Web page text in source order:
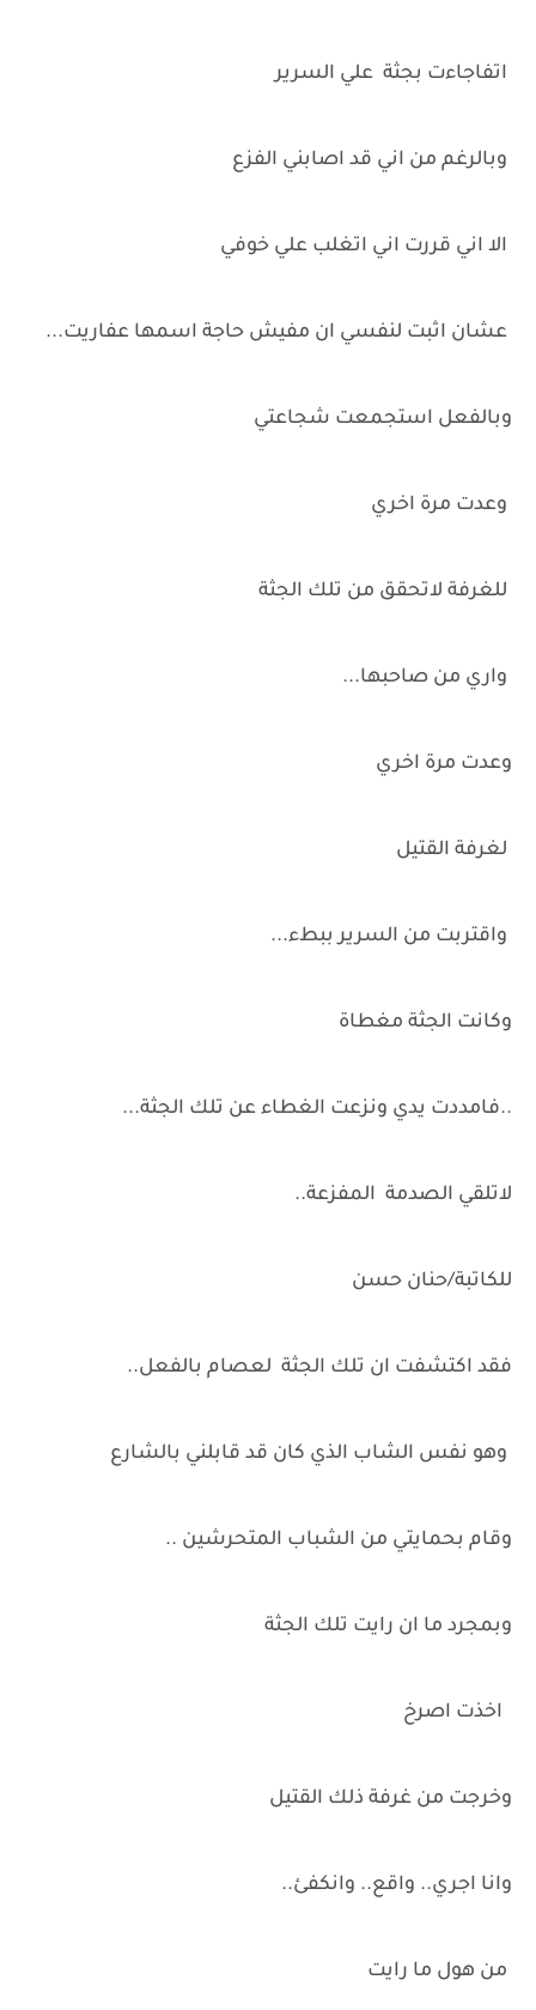
اتفاجاءت بجثة علي السرير
وبالرغم من اني قد اصابني الفزع
الا اني قررت اني اتغلب علي خوفي
عشان اثبت لنفسي ان مفيش حاجة اسمها عفاريت...
وبالفعل استجمعت شجاعتي
وعدت مرة اخري
للغرفة لاتحقق من تلك الجثة
واري من صاحبها...
وعدت مرة اخري
لغرفة القتيل
واقتربت من السرير ببطء...
وكانت الجثة مغطاة
..فامددت يدي ونزعت الغطاء عن تلك الجثة...
لاتلقي الصدمة المفزعة..
للكاتبة/حنان حسن
فقد اكتشفت ان تلك الجثة لعصام بالفعل..
وهو نفس الشاب الذي كان قد قابلني بالشارع
وقام بحمايتي من الشباب المتحرشين ..
وبمجرد ما ان رايت تلك الجثة
اخذت اصرخ
وخرجت من غرفة ذلك القتيل
وانا اجري.. واقع.. وانكفئ..
من هول ما رايت